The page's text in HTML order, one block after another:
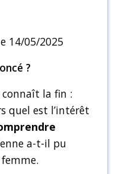
14/05/2025
?
la fin :
quel est l’intérêt
a-t-il pu